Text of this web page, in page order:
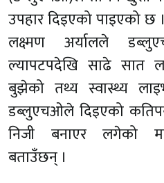
उपहार दिइएको पाइएको छ
लक्ष्मण अर्यालले
ल्यापटपदेखि साढे सात
बुझेको तथ्य स्वास्थ्य
डब्लुएचओले दिइएको
निजी बनाएर लगेको
बताउँछन् ।